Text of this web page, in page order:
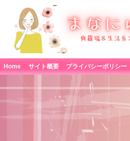
Home サイト概要 プライバシーポリシー